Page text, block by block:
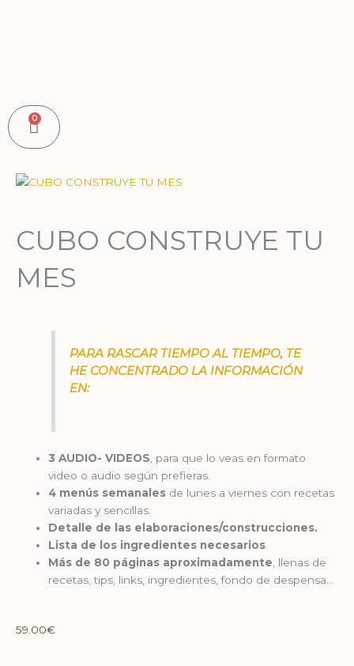
0
Carrito
CUBO CONSTRUYE TU
MES
PARA RASCAR TIEMPO AL TIEMPO, TE
HE CONCENTRADO LA INFORMACIÓN
EN:
3 AUDIO- VIDEOS, para que lo veas en formato
video o audio según prefieras.
4 menús semanales de lunes a viernes con recetas
variadas y sencillas.
Detalle de las elaboraciones/construcciones.
Lista de los ingredientes necesarios.
Más de 80 páginas aproximadamente, llenas de
recetas, tips, links, ingredientes, fondo de despensa…
59.00€